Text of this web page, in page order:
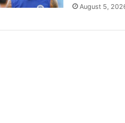
August 5,